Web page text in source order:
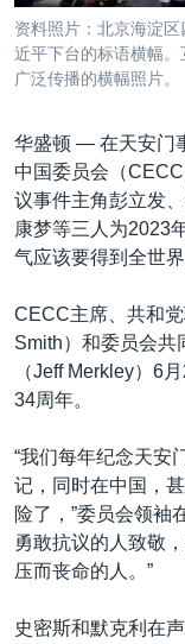
美国之音专访
重要讲话与声明
南中国海争端
关注西藏
关注新疆
GEN Z 看美国
资料照片：北京海淀
近平下台的标语横幅
广泛传播的横幅照片。
华盛顿 — 在天安门
中国委员会（
议事件主角彭立发
康梦等三人为2023
气应该要得到全世界
CECC主席、共和
Smith）和委员会共
（Jeff Merkley）6
34周年。
“我们每年纪念天安
记，同时在中国，
险了，”委员会领袖
勇敢抗议的人致敬
压而丧命的人。”
史密斯和默克利在